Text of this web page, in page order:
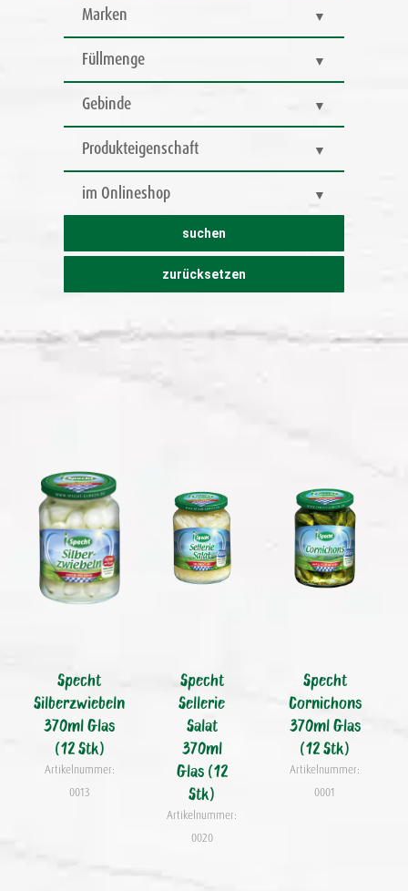
Marken
Füllmenge
Gebinde
Produkteigenschaft
im Onlineshop
Specht
Silberzwiebeln
370ml Glas
(12 Stk)
Artikelnummer:
0013
Specht
Sellerie
Salat
370ml
Glas (12
Stk)
Artikelnummer:
0020
Specht
Cornichons
370ml Glas
(12 Stk)
Artikelnummer:
0001